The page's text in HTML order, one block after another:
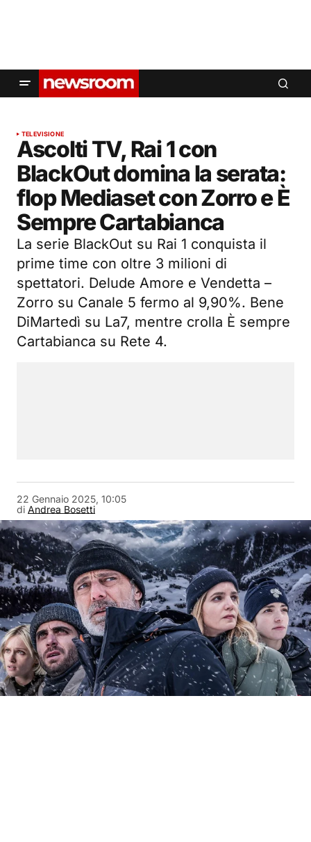
TELEVISIONE
Ascolti TV, Rai 1 con
BlackOut domina la serata:
flop Mediaset con Zorro e È
Sempre Cartabianca
La serie BlackOut su Rai 1 conquista il
prime time con oltre 3 milioni di
spettatori. Delude Amore e Vendetta –
Zorro su Canale 5 fermo al 9,90%. Bene
DiMartedì su La7, mentre crolla È sempre
Cartabianca su Rete 4.
di Andrea Bosetti
22 Gennaio 2025, 10:05